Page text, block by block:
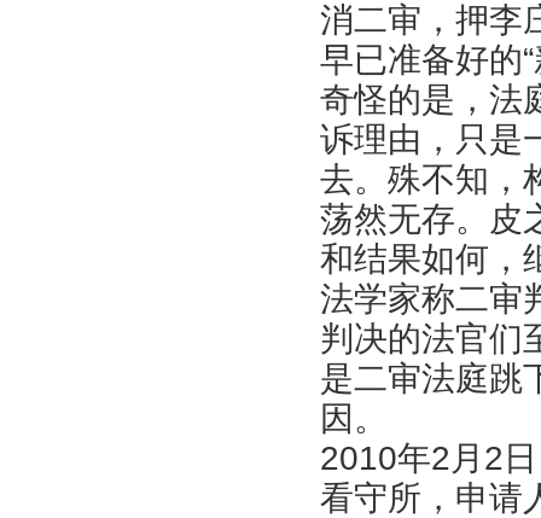
消二审，押李
早已准备好的
奇怪的是，法
诉理由，只是
去。殊不知，
荡然无存。皮
和结果如何，
法学家称二审
判决的法官们
是二审法庭跳
因。
2010年2月2
看守所，申请